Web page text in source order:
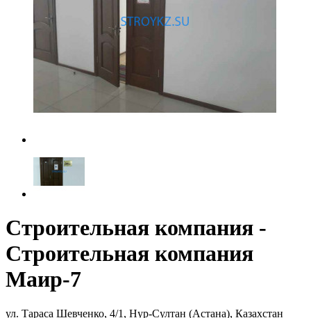
Строительная компания -
Строительная компания
Маир-7
ул. Тараса Шевченко, 4/1, Нур-Султан (Астана), Казахстан